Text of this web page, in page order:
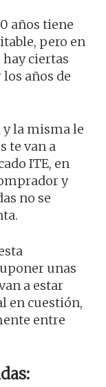
años tiene
pero en
ciertas
años de
y la misma le
te van a
ITE, en
y
no se
unas
a estar
en cuestión,
entre